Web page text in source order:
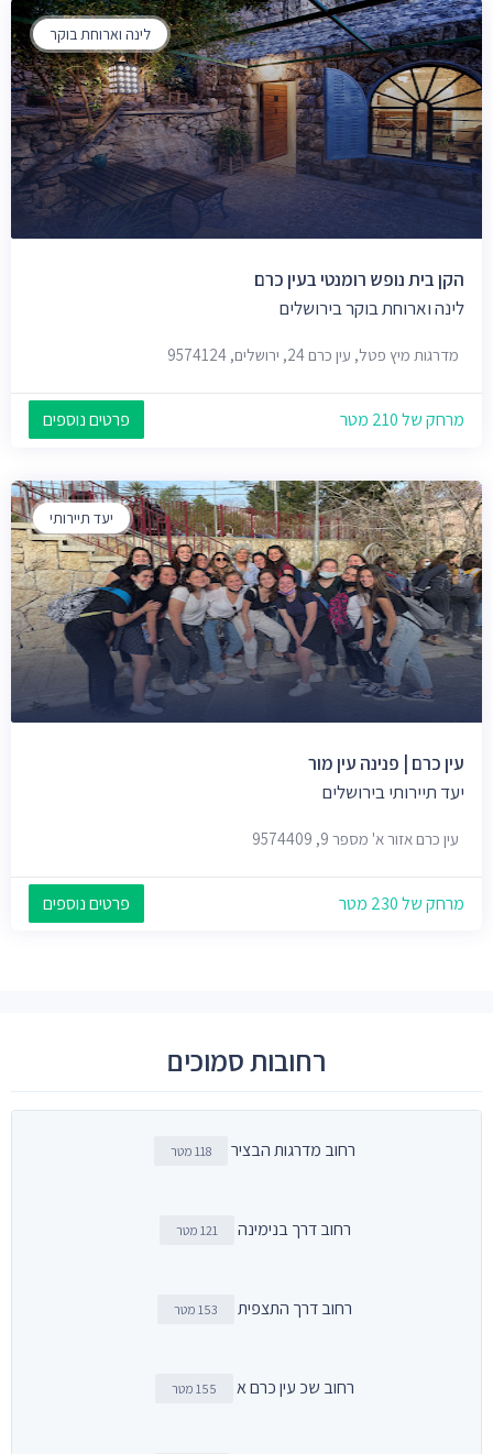
לינה וארוחת בוקר
הקן בית נופש רומנטי בעין כרם
לינה וארוחת בוקר בירושלים
מדרגות מיץ פטל, עין כרם 24, ירושלים, 9574124
מרחק של 210 מטר פרטים נוספים
יעד תיירותי
עין כרם | פנינה עין מור
יעד תיירותי בירושלים
עין כרם אזור א' מספר 9, 9574409
מרחק של 230 מטר פרטים נוספים
רחובות סמוכים
רחוב מדרגות הבציר 118 מטר
רחוב דרך בנימינה 121 מטר
רחוב דרך התצפית 153 מטר
רחוב שכ עין כרם א 155 מטר